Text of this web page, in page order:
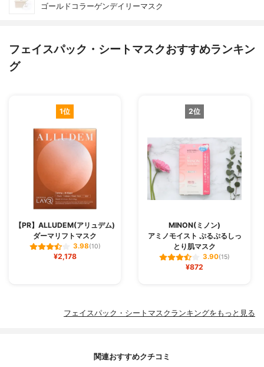
ゴールドコラーゲンデイリーマスク
フェイスパック・シートマスクおすすめランキン
グ
1位
【PR】ALLUDEM(アリュデム)
ダーマリフトマスク
3.98(10)
¥2,178
2位
MINON(ミノン)
アミノモイスト ぷるぷるしっ
とり肌マスク
3.90(15)
¥872
フェイスパック・シートマスクランキングをもっと見る
関連おすすめクチコミ